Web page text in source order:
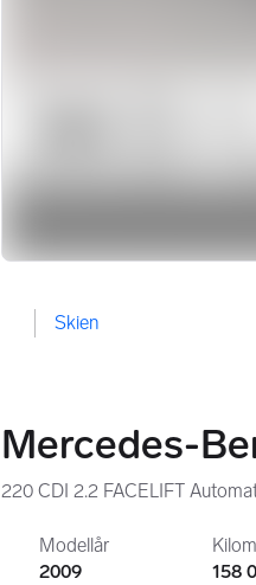
Skien
Mercedes-
220 CDI 2.2 FACELIFT
Modellår
2009
158